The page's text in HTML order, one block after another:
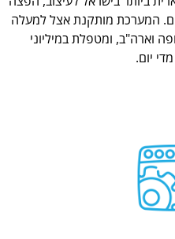
המערכת מותקנת אצל למעלה
וארה"ב, ומטפלת במיליוני
יום.